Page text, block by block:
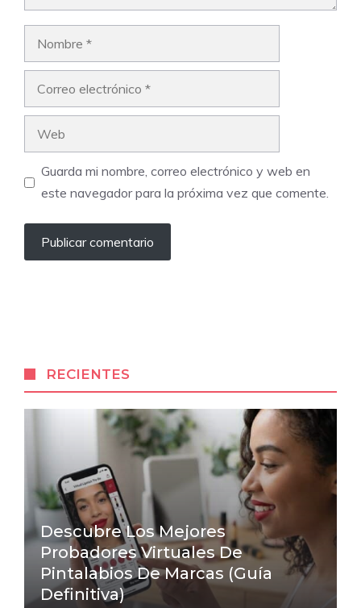
Guarda mi nombre, correo electrónico y web en
este navegador para la próxima vez que comente.
RECIENTES
Descubre Los Mejores
Probadores Virtuales De
Pintalabios De Marcas (Guía
Definitiva)